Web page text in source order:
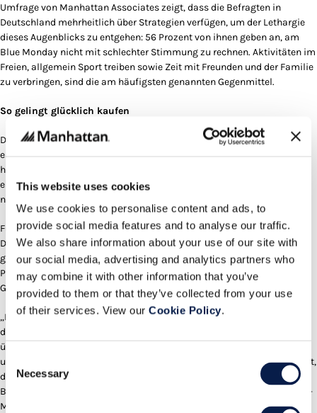
This website uses cookies
We use cookies to personalise content and ads, to
provide social media features and to analyse our traffic.
We also share information about your use of our site with
our social media, advertising and analytics partners who
may combine it with other information that you’ve
provided to them or that they’ve collected from your use
of their services. View our Cookie Policy.
Selection
Necessary
Umfrage von Manhattan Associates zeigt, dass die Befragten in
Deutschland mehrheitlich über Strategien verfügen, um der Lethargie
dieses Augenblicks zu entgehen: 56 Prozent von ihnen geben an, am
Blue Monday nicht mit schlechter Stimmung zu rechnen. Aktivitäten im
Freien, allgemein Sport treiben sowie Zeit mit Freunden und der Familie
zu verbringen, sind die am häufigsten genannten Gegenmittel.
So gelingt glücklich kaufen
Die Lösung, sich selber etwas zu gönnen und Einkäufe zu tätigen,
erscheint 26 Prozent der Befragten durchaus als hilfreich. Allerdings
haben sich 45 Prozent im Januar selbst ein Spargebot auferlegt – nach
einem Monat voll mit Geschenken und Festlichkeiten durchaus
nachvollziehbar.
Für Händler sind die Ergebnisse keinesfalls schlechte Nachrichten.
Denn die Umfrageergebnisse zeigen auch, dass die Befragten
grundsätzlich zum Beispiel vom Online-Shopping an verschiedenen
Punkten des Einkaufserlebnisses Glücksgefühle empfinden (siehe
Grafik 1).
„Händler sollten gerade nicht dem Januar-Blues verfallen, sondern
diesen Monat ganz besonders dazu nutzen, um Kunden von sich zu
überzeugen“, sagt Pieter Van den Broecke, Managing Director Benelux
und Deutschland bei Manhattan Associates. „Sie haben die Gelegenheit,
den Verbrauchern gerade jetzt Glücksmomente zu ermöglichen – zum
Beispiel, indem sie Newsletter-Empfängern einen persönlichen Januar-
Muntermacher mit attraktiven, individuellen Angeboten schicken.“